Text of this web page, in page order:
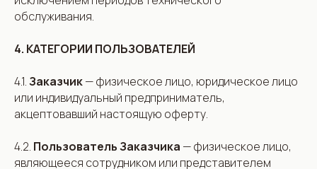
обслуживания.
4. КАТЕГОРИИ ПОЛЬЗОВАТЕЛЕЙ
4.1.Заказчик— физическое лицо, юридическое лицо
или индивидуальный предприниматель,
акцептовавший настоящую оферту.
4.2. Пользователь Заказчика — физическое лицо,
являющееся сотрудником или представителем